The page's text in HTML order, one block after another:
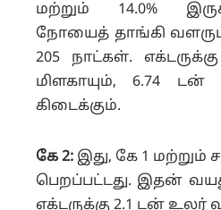
மற்றும் 14.0%
நோயைத் தாங்கி
205 நாட்கள்.
மிளகாயும், 6.74
கிடைக்கும்.
கே 2: இது, கே 1 மற்றும்
பெறப்பட்டது. இதன்
எக்டருக்கு 2.1 டன் உலர்